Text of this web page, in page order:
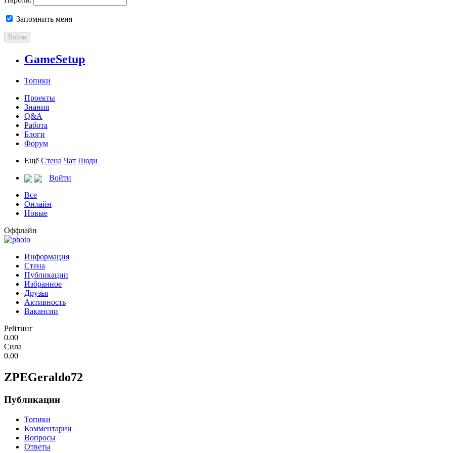
Запомнить меня
Войти
GameSetup
Топики
Проекты
Знания
Q&A
Работа
Блоги
Форум
Ещё Стена Чат Люди
Войти
Все
Онлайн
Новые
Оффлайн
Информация
Стена
Публикации
Избранное
Друзья
Активность
Вакансии
Рейтинг
0.00
Сила
0.00
ZPEGeraldo72
Публикации
Топики
Комментарии
Вопросы
Ответы